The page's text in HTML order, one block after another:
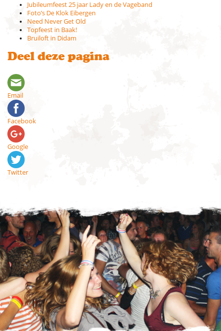
Jubileumfeest 25 jaar Lady en de Vageband
Foto’s De Klok Eibergen
Need Never Get Old
Topfeest in Baak!
Bruiloft in Didam
Deel deze pagina
Email
Facebook
Google
Twitter